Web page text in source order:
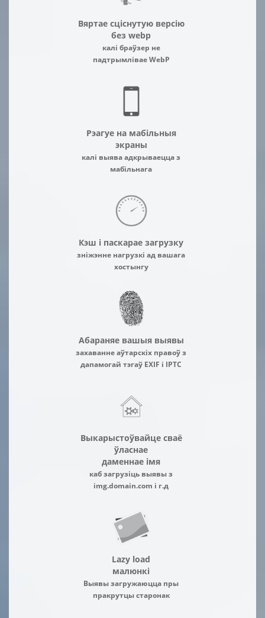
Вяртае сціснутую версію
без webp
калі браўзер не
падтрымлівае WebP
Рэагуе на мабільныя
экраны
калі выява адкрываецца з
мабільнага
Кэш і паскарае загрузку
зніжэнне нагрузкі ад вашага
хостынгу
Абараняе вашыя выявы
захаванне аўтарскіх правоў з
дапамогай тэгаў EXIF і IPTC
Выкарыстоўвайце сваё
ўласнае
даменнае імя
каб загрузіць выявы з
img.domain.com і г.д
Lazy load
малюнкі
Выявы загружаюцца пры
пракрутцы старонак